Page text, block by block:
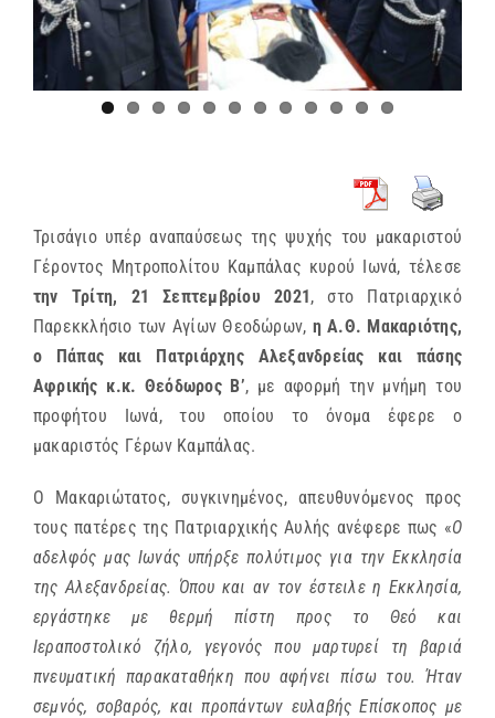
Τρισάγιο υπέρ αναπαύσεως της ψυχής του μακαριστού
Γέροντος Μητροπολίτου Καμπάλας κυρού Ιωνά, τέλεσε
την
Τρίτη, 21 Σεπτεμβρίου 2021, στο Πατριαρχικό
Παρεκκλήσιο των Αγίων Θεοδώρων, η Α.Θ. Μακαριότης,
ο Πάπας και Πατριάρχης Αλεξανδρείας και πάσης
Αφρικής κ.κ. Θεόδωρος Β’, με αφορμή την μνήμη του
προφήτου Ιωνά, του οποίου το όνομα έφερε ο
μακαριστός Γέρων Καμπάλας.
Ο Μακαριώτατος, συγκινημένος, απευθυνόμενος προς
τους πατέρες της Πατριαρχικής Αυλής ανέφερε πως «Ο
αδελφός μας Ιωνάς υπήρξε πολύτιμος για την Εκκλησία
της Αλεξανδρείας. Όπου και αν τον έστειλε η Εκκλησία,
εργάστηκε με θερμή πίστη προς το Θεό και
Ιεραποστολικό ζήλο, γεγονός που μαρτυρεί τη βαριά
πνευματική παρακαταθήκη που αφήνει πίσω του. Ήταν
σεμνός, σοβαρός, και προπάντων ευλαβής Επίσκοπος με